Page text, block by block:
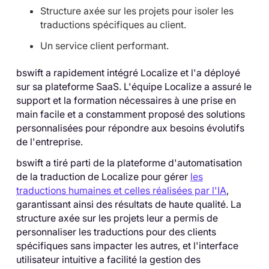
Structure axée sur les projets pour isoler les
traductions spécifiques au client.
Un service client performant.
bswift a rapidement intégré Localize et l'a déployé
sur sa plateforme SaaS. L'équipe Localize a assuré le
support et la formation nécessaires à une prise en
main facile et a constamment proposé des solutions
personnalisées pour répondre aux besoins évolutifs
de l'entreprise.
bswift a tiré parti de la plateforme d'automatisation
de la traduction de Localize pour gérer les
traductions humaines et celles réalisées par l'IA,
garantissant ainsi des résultats de haute qualité. La
structure axée sur les projets leur a permis de
personnaliser les traductions pour des clients
spécifiques sans impacter les autres, et l'interface
utilisateur intuitive a facilité la gestion des